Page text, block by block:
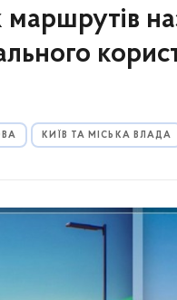
КИЇВ ТА МІСЬКА ВЛАДА